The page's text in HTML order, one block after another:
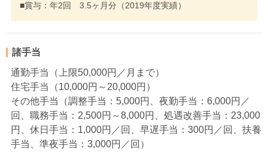
■賞与：年2回 3.5ヶ月分（2019年度実績）
諸手当
通勤手当（上限50,000円／月まで）
住宅手当（10,000円～20,000円）
その他手当（調整手当：5,000円、夜勤手当：6,000円／
回、職務手当：2,500円～8,000円、処遇改善手当：23,000
円、休日手当：1,000円／回、早遅手当：300円／回、扶養
手当、準夜手当：3,000円／回）